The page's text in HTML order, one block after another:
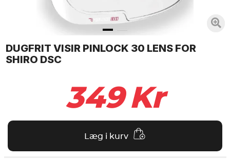
DUGFRIT VISIR PINLOCK 30 LENS FOR
SHIRO DSC
349 Kr
Læg i kurv